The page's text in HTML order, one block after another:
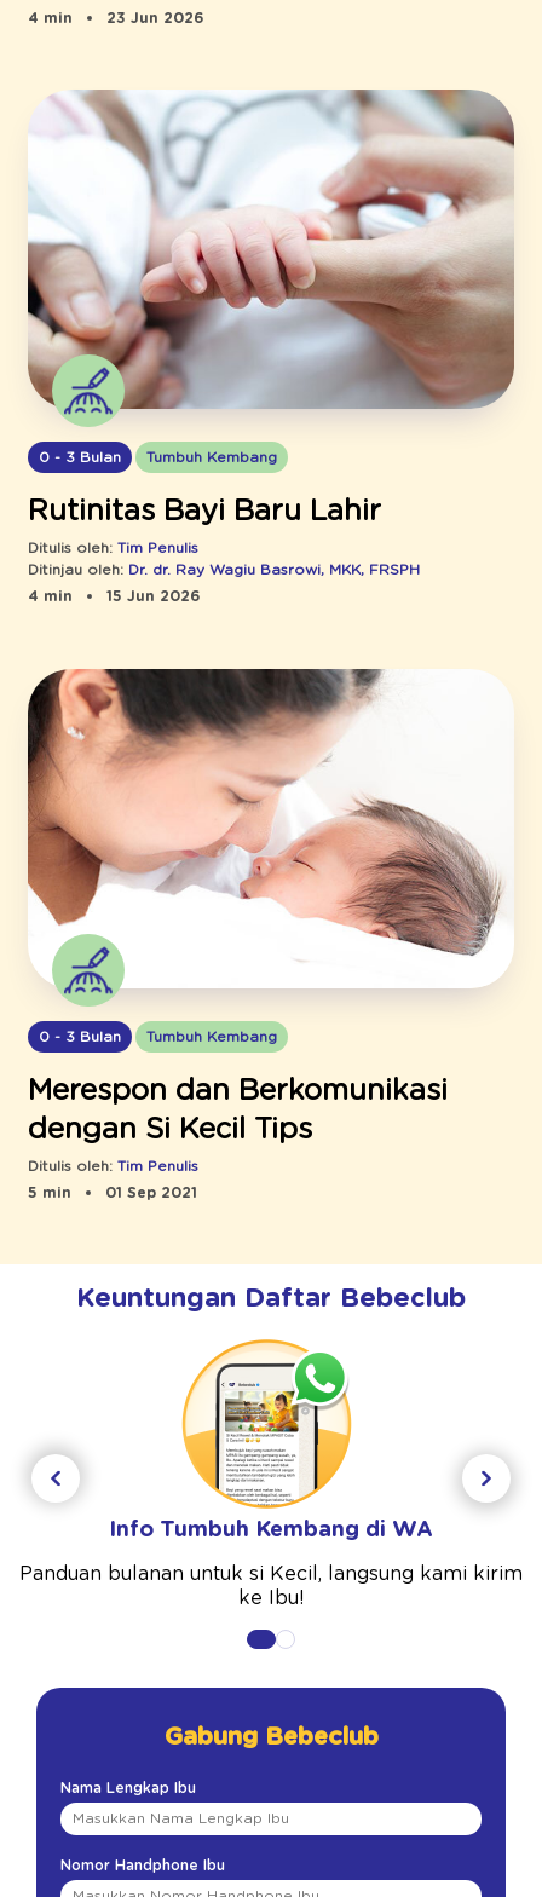
4 min 23 Jun 2026
0 - 3 Bulan Tumbuh Kembang
Rutinitas Bayi Baru Lahir
Ditulis oleh: Tim Penulis
Ditinjau oleh: Dr. dr. Ray Wagiu Basrowi, MKK, FRSPH
4 min
15 Jun 2026
0 - 3 Bulan Tumbuh Kembang
Merespon dan Berkomunikasi
dengan Si Kecil Tips
Ditulis oleh: Tim Penulis
5 min
01 Sep 2021
Keuntungan Daftar Bebeclub
Info Tumbuh Kembang di WA
Panduan bulanan untuk si Kecil, langsung kami kirim
ke Ibu!
Gabung Bebeclub
Nama Lengkap Ibu
Nomor Handphone Ibu